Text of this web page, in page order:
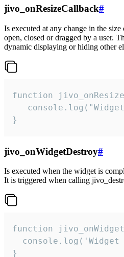
jivo_onResizeCallback#
Is executed at any change in the
open, closed or dragged by a user.
dynamic displaying or hiding other
function
}
jivo_onWidgetDestroy#
Is executed when the widget is
It is triggered when calling
function
console.log('Widget
}